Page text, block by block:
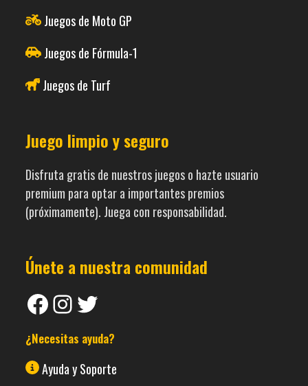
Juegos de Moto GP
Juegos de Fórmula-1
Juegos de Turf
Juego limpio y seguro
Disfruta gratis de nuestros juegos o hazte usuario
premium para optar a importantes premios
(próximamente). Juega con responsabilidad.
Únete a nuestra comunidad
FacebookInstagramTwitter
¿Necesitas ayuda?
Ayuda y Soporte